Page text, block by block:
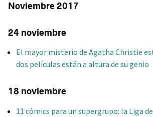
Noviembre 2017
24 noviembre
El mayor misterio de Agatha Christie
dos películas están a altura de su genio
18 noviembre
11 cómics para un supergrupo: la Liga